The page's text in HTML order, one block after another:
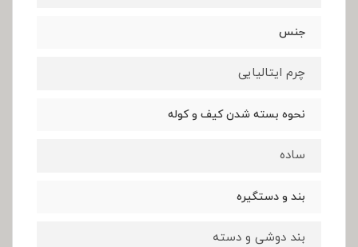
جنس
چرم ایتالیایی
نحوه بسته شدن کیف و کوله
ساده
بند و دستگیره
بند دوشی و دسته